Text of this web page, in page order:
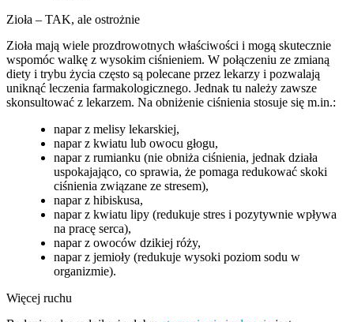
Zioła – TAK, ale ostrożnie
Zioła mają wiele prozdrowotnych właściwości i mogą skutecznie
wspomóc walkę z wysokim ciśnieniem. W połączeniu ze zmianą
diety i trybu życia często są polecane przez lekarzy i pozwalają
uniknąć leczenia farmakologicznego. Jednak tu należy zawsze
skonsultować z lekarzem. Na obniżenie ciśnienia stosuje się m.in.:
napar z melisy lekarskiej,
napar z kwiatu lub owocu głogu,
napar z rumianku (nie obniża ciśnienia, jednak działa
uspokajająco, co sprawia, że pomaga redukować skoki
ciśnienia związane ze stresem),
napar z hibiskusa,
napar z kwiatu lipy (redukuje stres i pozytywnie wpływa
na pracę serca),
napar z owoców dzikiej róży,
napar z jemioły (redukuje wysoki poziom sodu w
organizmie).
Więcej ruchu